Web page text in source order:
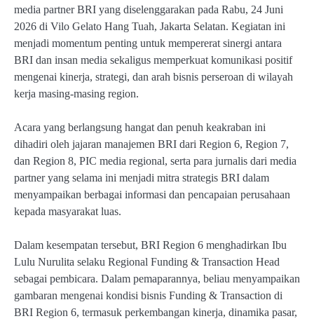
media partner BRI yang diselenggarakan pada Rabu, 24 Juni
2026 di Vilo Gelato Hang Tuah, Jakarta Selatan. Kegiatan ini
menjadi momentum penting untuk mempererat sinergi antara
BRI dan insan media sekaligus memperkuat komunikasi positif
mengenai kinerja, strategi, dan arah bisnis perseroan di wilayah
kerja masing-masing region.
Acara yang berlangsung hangat dan penuh keakraban ini
dihadiri oleh jajaran manajemen BRI dari Region 6, Region 7,
dan Region 8, PIC media regional, serta para jurnalis dari media
partner yang selama ini menjadi mitra strategis BRI dalam
menyampaikan berbagai informasi dan pencapaian perusahaan
kepada masyarakat luas.
Dalam kesempatan tersebut, BRI Region 6 menghadirkan Ibu
Lulu Nurulita selaku Regional Funding & Transaction Head
sebagai pembicara. Dalam pemaparannya, beliau menyampaikan
gambaran mengenai kondisi bisnis Funding & Transaction di
BRI Region 6, termasuk perkembangan kinerja, dinamika pasar,